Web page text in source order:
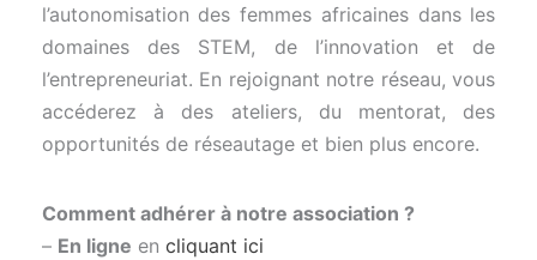
l’autonomisation desfemmes africaines dans les
domaines des STEM, de l’innovation et de
l’entrepreneuriat. En rejoignant notre réseau,vous
accéderez à des ateliers, du mentorat, des
opportunités de réseautage et bien plus encore.
Comment adhérer à notre association ?
– En ligne en cliquant ici